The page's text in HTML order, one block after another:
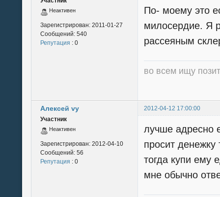
Неактивен
Зарегистрирован: 2011-01-27
Сообщений: 540
Репутация : 0
По- моему это
милосердие. Я
рассеяным
во всем ищу
Алексей vy
2012-04-12 17:00:00
Участник
Неактивен
Зарегистрирован: 2012-04-10
Сообщений: 56
Репутация : 0
лучше адресно
просит денежку
тогда купи ему
мне обычно